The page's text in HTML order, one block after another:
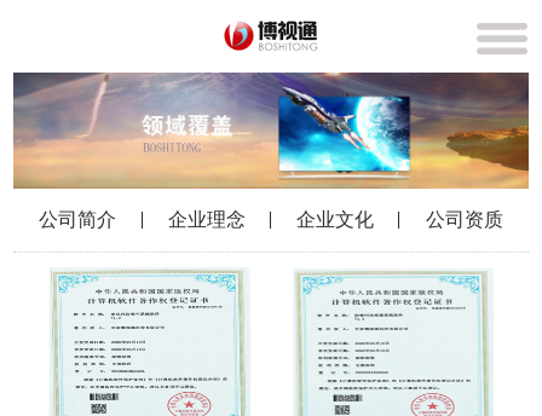
公司简介 企业理念 企业文化 公司资质